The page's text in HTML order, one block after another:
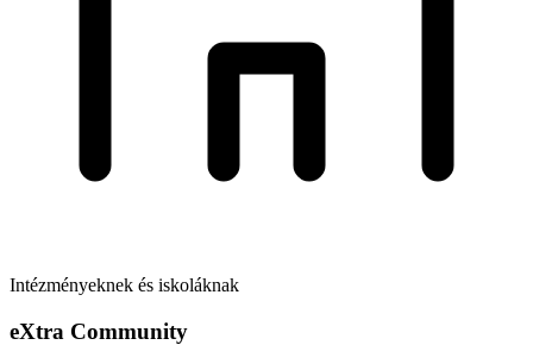
Intézményeknek és iskoláknak
eXtra Community